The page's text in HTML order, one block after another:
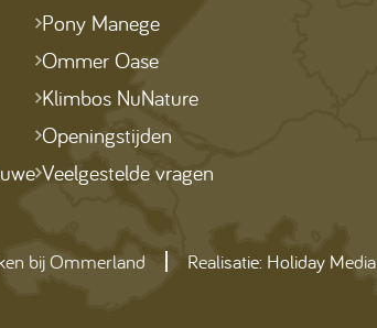
Pony Manege
Ommer Oase
Klimbos NuNature
Openingstijden
Veelgestelde vragen
bij Ommerland Realisatie: Holiday Media